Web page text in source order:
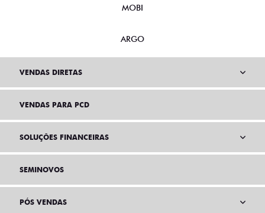
MOBI
ARGO
VENDAS DIRETAS
VENDAS PARA PCD
SOLUÇÕES FINANCEIRAS
SEMINOVOS
PÓS VENDAS